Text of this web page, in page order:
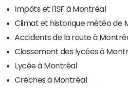
Impôts et l'ISF à Montréal
Climat et historique météo de
Accidents de la route à
Classement des lycées à
Lycée à Montréal
Crèches à Montréal